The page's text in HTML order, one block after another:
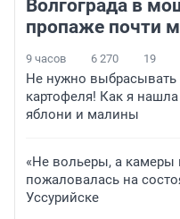
Волгограда в
пропаже почти
9 часов 6 270 19
Не нужно выбрасывать
картофеля! Как я
яблони и малины
«Не вольеры, а камеры
пожаловалась на
Уссурийске